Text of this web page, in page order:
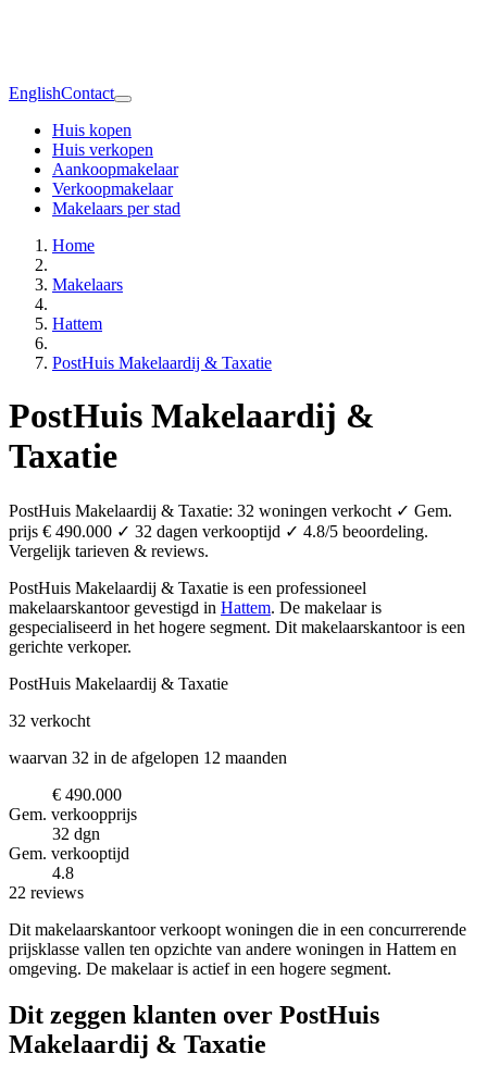
EnglishContact
Huis kopen
Huis verkopen
Aankoopmakelaar
Verkoopmakelaar
Makelaars per stad
Home
Makelaars
Hattem
PostHuis Makelaardij & Taxatie
PostHuis Makelaardij &
Taxatie
PostHuis Makelaardij & Taxatie: 32 woningen verkocht ✓ Gem.
prijs € 490.000 ✓ 32 dagen verkooptijd ✓ 4.8/5 beoordeling.
Vergelijk tarieven & reviews.
PostHuis Makelaardij & Taxatie is een professioneel
makelaarskantoor gevestigd in Hattem. De makelaar is
gespecialiseerd in het hogere segment. Dit makelaarskantoor is een
gerichte verkoper.
PostHuis Makelaardij & Taxatie
32 verkocht
waarvan 32 in de afgelopen 12 maanden
€ 490.000
Gem. verkoopprijs
32 dgn
Gem. verkooptijd
4.8
22 reviews
Dit makelaarskantoor verkoopt woningen die in een concurrerende
prijsklasse vallen ten opzichte van andere woningen in Hattem en
omgeving. De makelaar is actief in een hogere segment.
Dit zeggen klanten over PostHuis
Makelaardij & Taxatie